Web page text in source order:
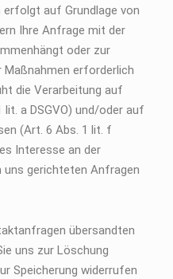
erfolgt auf Grundlage von
Ihre Anfrage mit der
oder zur
erforderlich
die Verarbeitung auf
lit. a DSGVO) und/oder auf
(Art. 6 Abs. 1 lit. f
Interesse an der
gerichteten Anfragen
übersandten
uns zur Löschung
Speicherung widerrufen